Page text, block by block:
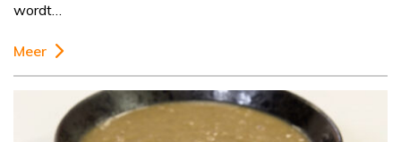
wordt…
Meer